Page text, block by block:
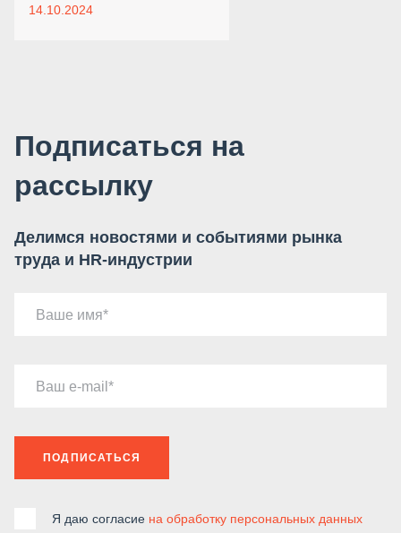
14.10.2024
Подписаться на
рассылку
Делимся новостями и событиями рынка
труда и HR-индустрии
Ваше имя
Ваш e-mail
ПОДПИСАТЬСЯ
Я даю согласие на обработку персональных данных